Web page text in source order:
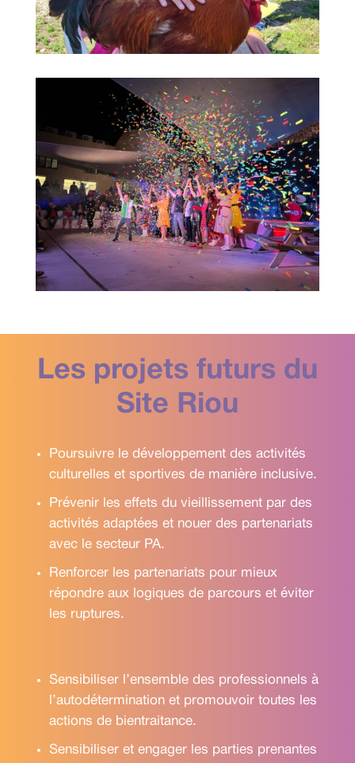
Les projets futurs du
Site Riou
Poursuivre le développement des activités
culturelles et sportives de manière inclusive.
Prévenir les effets du vieillissement par des
activités adaptées et nouer des partenariats
avec le secteur PA.
Renforcer les partenariats pour mieux
répondre aux logiques de parcours et éviter
les ruptures.
Sensibiliser l’ensemble des professionnels à
l’autodétermination et promouvoir toutes les
actions de bientraitance.
Sensibiliser et engager les parties prenantes